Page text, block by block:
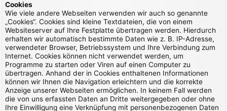
Cookies
Wie viele andere Webseiten verwenden wir auch so genannte
„Cookies“. Cookies sind kleine Textdateien, die von einem
Websiteserver auf Ihre Festplatte übertragen werden. Hierdurch
erhalten wir automatisch bestimmte Daten wie z. B. IP-Adresse,
verwendeter Browser, Betriebssystem und Ihre Verbindung zum
Internet. Cookies können nicht verwendet werden, um
Programme zu starten oder Viren auf einen Computer zu
übertragen. Anhand der in Cookies enthaltenen Informationen
können wir Ihnen die Navigation erleichtern und die korrekte
Anzeige unserer Webseiten ermöglichen. In keinem Fall werden
die von uns erfassten Daten an Dritte weitergegeben oder ohne
Ihre Einwilligung eine Verknüpfung mit personenbezogenen Daten